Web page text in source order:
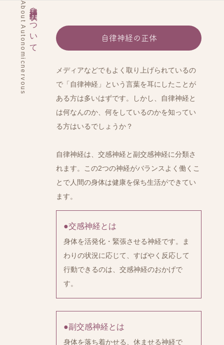
自律神経症状について
About Autonomicnervous 自律神経の正体
メディアなどでもよく取り上げられているの
で「自律神経」という言葉を耳にしたことが
ある方は多いはずです。しかし、自律神経と
は何なんのか、何をしているのかを知ってい
る方はいるでしょうか？
自律神経は、交感神経と副交感神経に分類さ
れます。この2つの神経がバランスよく働くこ
とで人間の身体は健康を保ち生活ができてい
ます。
●交感神経とは
身体を活発化・緊張させる神経です。ま
わりの状況に応じて、すばやく反応して
行動できるのは、交感神経のおかげで
す。
●副交感神経とは
身体を落ち着かせる、休ませる神経で